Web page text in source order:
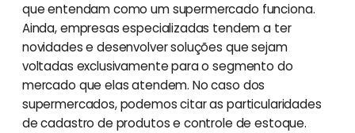
que entendam como um supermercado funciona.
Ainda, empresas especializadas tendem a ter
novidades e desenvolver soluções que sejam
voltadas exclusivamente para o segmento do
mercado que elas atendem. No caso dos
supermercados, podemos citar as particularidades
de cadastro de produtos e controle de estoque.